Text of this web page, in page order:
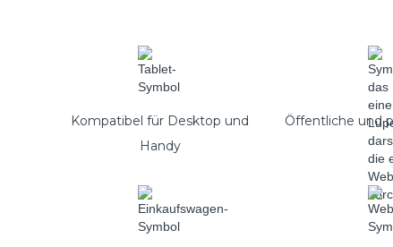
Kompatibel für Desktop und
Handy
Öffentliche und